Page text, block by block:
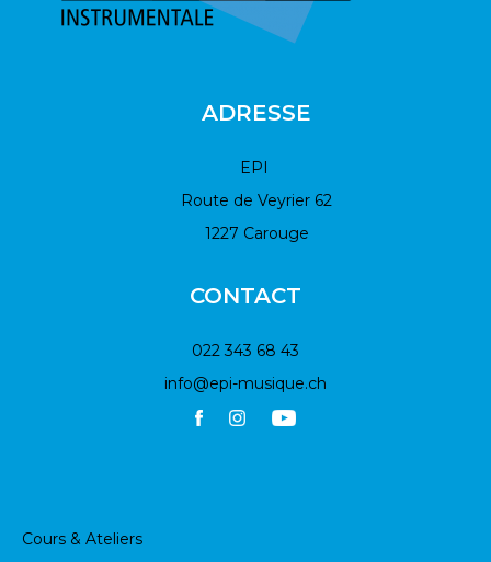
ADRESSE
EPI
Route de Veyrier 62
1227 Carouge
CONTACT
022 343 68 43
info@epi-musique.ch
Cours & Ateliers